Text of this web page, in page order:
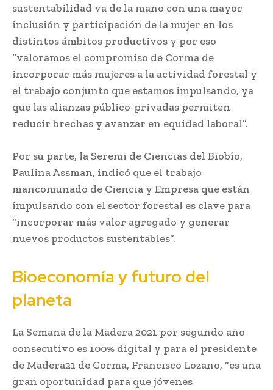
sustentabilidad va de la mano con una mayor
inclusión y participación de la mujer en los
distintos ámbitos productivos y por eso
“valoramos el compromiso de Corma de
incorporar más mujeres a la actividad forestal y
el trabajo conjunto que estamos impulsando, ya
que las alianzas público-privadas permiten
reducir brechas y avanzar en equidad laboral”.
Por su parte, la Seremi de Ciencias del Biobío,
Paulina Assman, indicó que el trabajo
mancomunado de Ciencia y Empresa que están
impulsando con el sector forestal es clave para
“incorporar más valor agregado y generar
nuevos productos sustentables”.
Bioeconomía y futuro del
planeta
La Semana de la Madera 2021 por segundo año
consecutivo es 100% digital y para el presidente
de Madera21 de Corma, Francisco Lozano, “es una
gran oportunidad para que jóvenes